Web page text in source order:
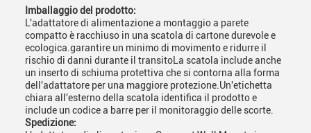
Imballaggio del prodotto:
L'adattatore di alimentazione a montaggio a parete
compatto è racchiuso in una scatola di cartone durevole e
ecologica.garantire un minimo di movimento e ridurre il
rischio di danni durante il transitoLa scatola include anche
un inserto di schiuma protettiva che si contorna alla forma
dell'adattatore per una maggiore protezione.Un'etichetta
chiara all'esterno della scatola identifica il prodotto e
include un codice a barre per il monitoraggio delle scorte.
Spedizione: